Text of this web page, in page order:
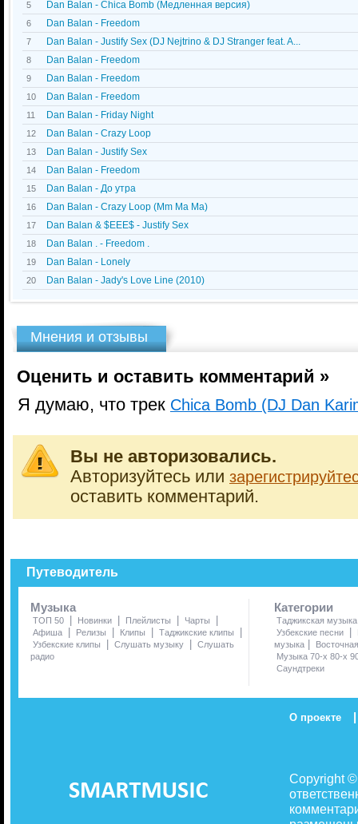
5 Dan Balan - Chica Bomb (Медленная версия)
6 Dan Balan - Freedom
7 Dan Balan - Justify Sex (DJ Nejtrino & DJ Stranger feat. A...
8 Dan Balan - Freedom
9 Dan Balan - Freedom
10 Dan Balan - Freedom
11 Dan Balan - Friday Night
12 Dan Balan - Crazy Loop
13 Dan Balan - Justify Sex
14 Dan Balan - Freedom
15 Dan Balan - До утра
16 Dan Balan - Crazy Loop (Mm Ma Ma)
17 Dan Balan & $EEE$ - Justify Sex
18 Dan Balan . - Freedom .
19 Dan Balan - Lonely
20 Dan Balan - Jady's Love Line (2010)
Мнения и отзывы
Оценить и оставить комментарий »
Я думаю, что трек Chica Bomb (DJ Dan
Вы не авторизовались.
Авторизуйтесь или
оставить комментарий.
Путеводитель
Музыка
ТОП 50 Новинки Плейлисты Чарты
Афиша Релизы Клипы Таджикские клипы
Узбекские клипы Слушать музыку
Слушать
радио
Категории
Таджикская музыка
Узбекские песни
музыка
Музыка 70-х 80-х
Саундтреки
О проекте |
Copyright